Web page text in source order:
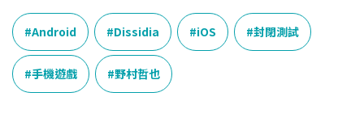
c
e
b
o
o
n
e
r
e
a
d
s
n
k
e
d
I
y
Android Dissidia iOS 封閉測試
手機遊戲 野村哲也